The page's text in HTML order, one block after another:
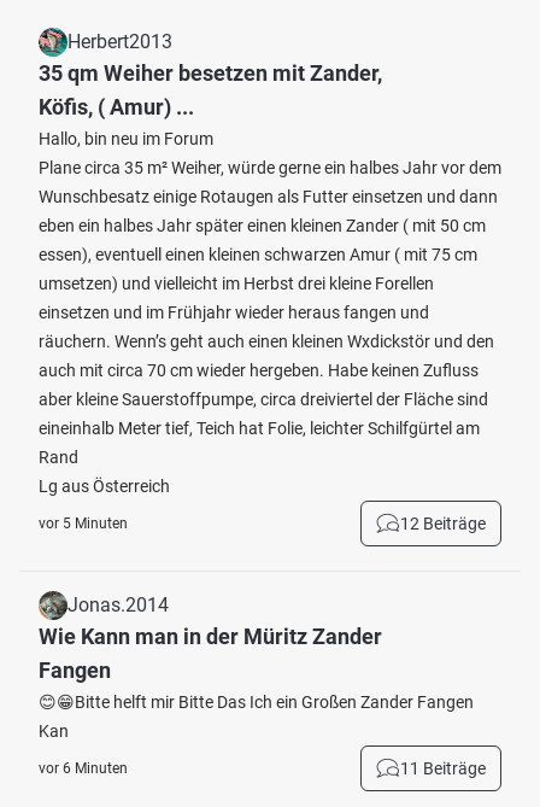
Herbert2013
35 qm Weiher besetzen mit Zander,
Köfis, ( Amur) ...
Hallo, bin neu im Forum
Plane circa 35 m² Weiher, würde gerne ein halbes Jahr vor dem
Wunschbesatz einige Rotaugen als Futter einsetzen und dann
eben ein halbes Jahr später einen kleinen Zander ( mit 50 cm
essen), eventuell einen kleinen schwarzen Amur ( mit 75 cm
umsetzen) und vielleicht im Herbst drei kleine Forellen
einsetzen und im Frühjahr wieder heraus fangen und
räuchern. Wenn’s geht auch einen kleinen Wxdickstör und den
auch mit circa 70 cm wieder hergeben. Habe keinen Zufluss
aber kleine Sauerstoffpumpe, circa dreiviertel der Fläche sind
eineinhalb Meter tief, Teich hat Folie, leichter Schilfgürtel am
Rand
Lg aus Österreich
vor 5 Minuten 12 Beiträge
Jonas.2014
Wie Kann man in der Müritz Zander
Fangen
😊😁Bitte helft mir Bitte Das Ich ein Großen Zander Fangen
Kan
vor 6 Minuten 11 Beiträge